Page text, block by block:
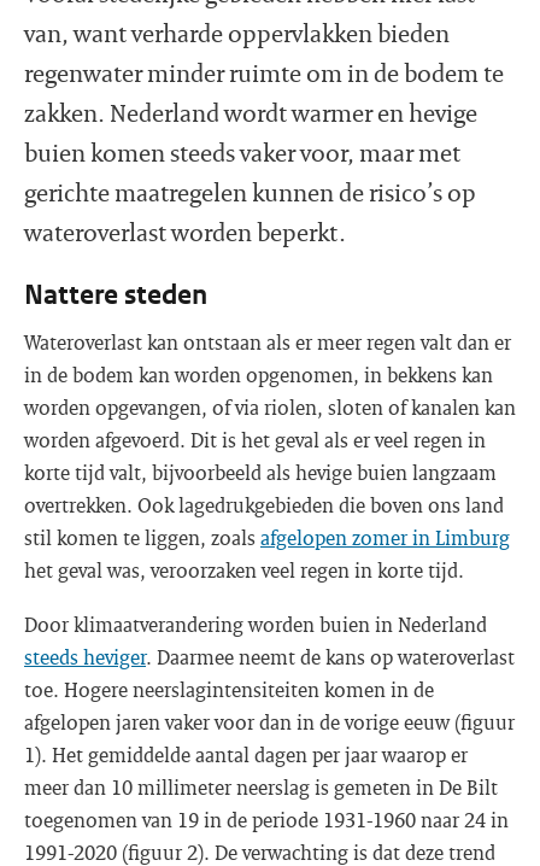
van, want verharde oppervlakken bieden
regenwater minder ruimte om in de bodem te
zakken. Nederland wordt warmer en hevige
buien komen steeds vaker voor, maar met
gerichte maatregelen kunnen de risico’s op
wateroverlast worden beperkt.
Nattere steden
Wateroverlast kan ontstaan als er meer regen valt dan er
in de bodem kan worden opgenomen, in bekkens kan
worden opgevangen, of via riolen, sloten of kanalen kan
worden afgevoerd. Dit is het geval als er veel regen in
korte tijd valt, bijvoorbeeld als hevige buien langzaam
overtrekken. Ook lagedrukgebieden die boven ons land
stil komen te liggen, zoalsafgelopen zomer in Limburg
het geval was, veroorzaken veel regen in korte tijd.
Door klimaatverandering worden buien in Nederland
steeds heviger. Daarmee neemt de kans op wateroverlast
toe. Hogere neerslagintensiteiten komen in de
afgelopen jaren vaker voor dan in de vorige eeuw (figuur
1). Het gemiddelde aantal dagen per jaar waarop er
meer dan 10 millimeter neerslag is gemeten in De Bilt
toegenomen van 19 in de periode 1931-1960 naar 24 in
1991-2020 (figuur 2). De verwachting is dat deze trend